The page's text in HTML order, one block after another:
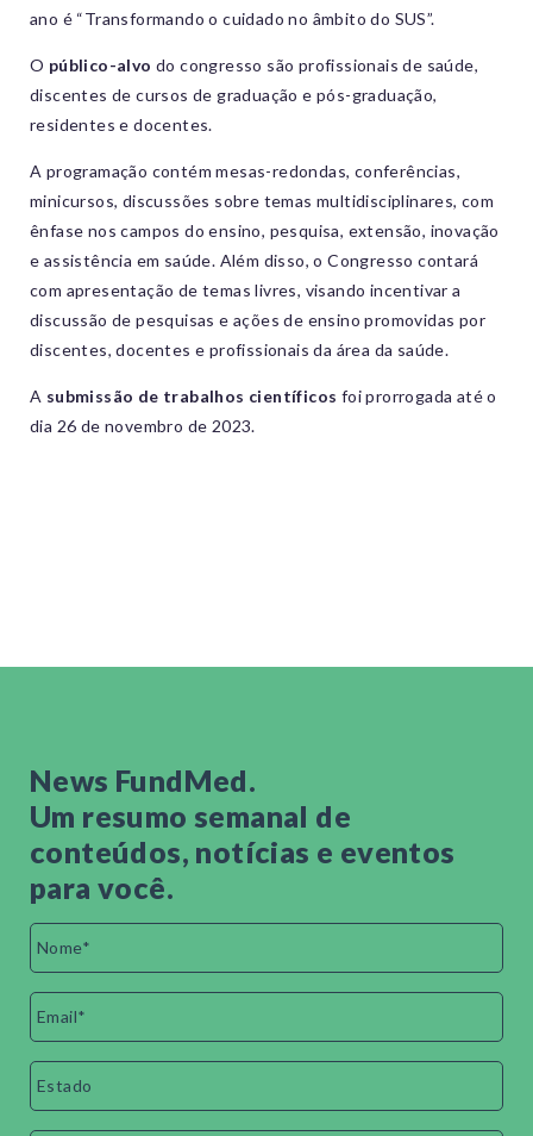
ano é “Transformando o cuidado no âmbito do SUS”.
O público-alvo do congresso são profissionais de saúde,
discentes de cursos de graduação e pós-graduação,
residentes e docentes.
A programação contém mesas-redondas, conferências,
minicursos, discussões sobre temas multidisciplinares, com
ênfase nos campos do ensino, pesquisa, extensão, inovação
e assistência em saúde. Além disso, o Congresso contará
com apresentação de temas livres, visando incentivar a
discussão de pesquisas e ações de ensino promovidas por
discentes, docentes e profissionais da área da saúde.
A submissão de trabalhos científicos foi prorrogada até o
dia 26 de novembro de 2023.
News FundMed.
Um resumo semanal de
conteúdos, notícias e eventos
para você.